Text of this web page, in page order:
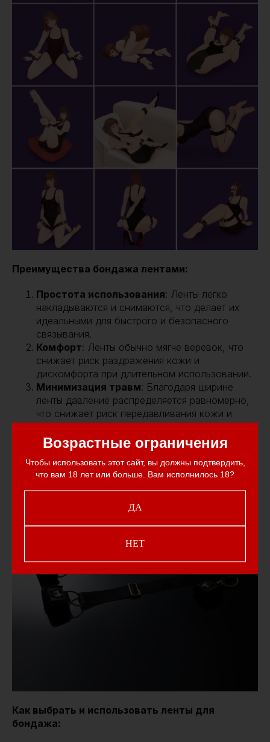
Возрастные ограничения
Чтобы использовать этот сайт, вы должны подтвердить,
что вам 18 лет или больше. Вам исполнилось 18?
ДА
НЕТ
Преимущества бондажа лентами:
Простота использования: Ленты легко
накладываются и снимаются, что делает их
идеальными для быстрого и безопасного
связывания.
Комфорт: Ленты обычно мягче веревок, что
снижает риск раздражения кожи и
дискомфорта при длительном использовании.
Минимизация травм: Благодаря ширине
ленты давление распределяется равномерно,
что снижает риск передавливания кожи и
кровеносных сосудов.
Как выбрать и использовать ленты для
бондажа: